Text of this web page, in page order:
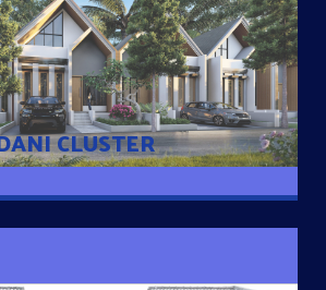
CLUSTER
CLUSTER
Minimalis dengan Konsep Rumah Pintar
Penghuni mengakses rumahnya